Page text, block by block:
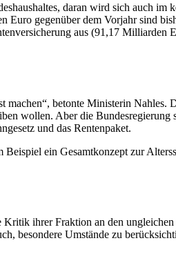
daran wird sich auch im
gegenüber dem Vorjahr sind
aus (91,17
machen“, betonte Ministerin
wollen. Aber die
und das Rentenpaket.
ein Gesamtkonzept zur
Kritik ihrer Fraktion an den
besondere Umstände zu